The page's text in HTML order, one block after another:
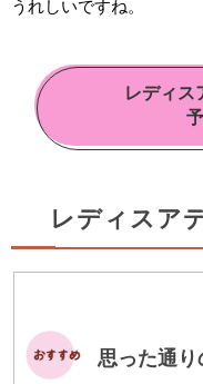
うれしいですね。
レディス
レディスア
思った通